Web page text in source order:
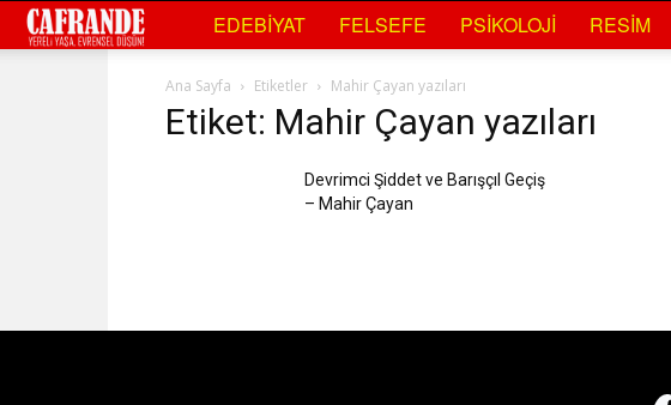
Cafrande
Sanat
EDEBIYAT FELSEFE PSIKOLOJI RESIM
Ana Sayfa Etiketler Mahir Çayan yazıları
Etiket: Mahir Çayan yazıları
Devrimci Şiddet ve Barışçıl Geçiş
– Mahir Çayan